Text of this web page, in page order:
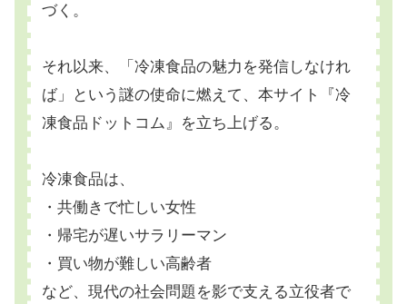
づく。
それ以来、「冷凍食品の魅力を発信しなけれ
ば」という謎の使命に燃えて、本サイト『冷
凍食品ドットコム』を立ち上げる。
冷凍食品は、
・共働きで忙しい女性
・帰宅が遅いサラリーマン
・買い物が難しい高齢者
など、現代の社会問題を影で支える立役者で